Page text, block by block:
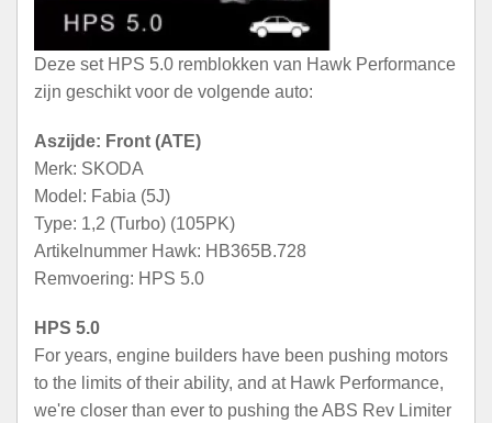
Deze set HPS 5.0 remblokken van Hawk Performance
zijn geschikt voor de volgende auto:
Aszijde: Front (ATE)
Merk: SKODA
Model: Fabia (5J)
Type: 1,2 (Turbo) (105PK)
Artikelnummer Hawk: HB365B.728
Remvoering: HPS 5.0
HPS 5.0
For years, engine builders have been pushing motors
to the limits of their ability, and at Hawk Performance,
we're closer than ever to pushing the ABS Rev Limiter